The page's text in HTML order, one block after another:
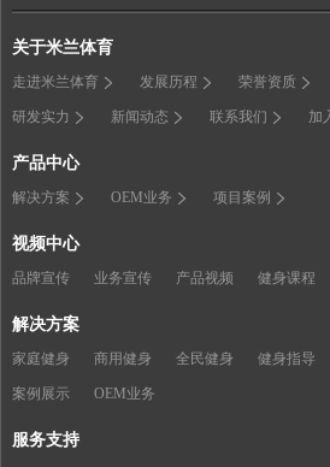
关于米兰体育
走进米兰体育 发展历程 荣誉资质
研发实力 新闻动态 联系我们 加
产品中心
解决方案 OEM业务 项目案例
视频中心
品牌宣传 业务宣传 产品视频 健身课程
解决方案
家庭健身 商用健身 全民健身 健身指导
案例展示 OEM业务
服务支持